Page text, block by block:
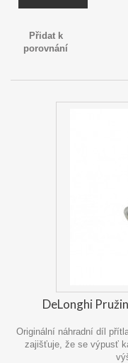
Přidat k
porovnání
DeLonghi
Originální náhradní díl
zajišťuje, že se výpusť